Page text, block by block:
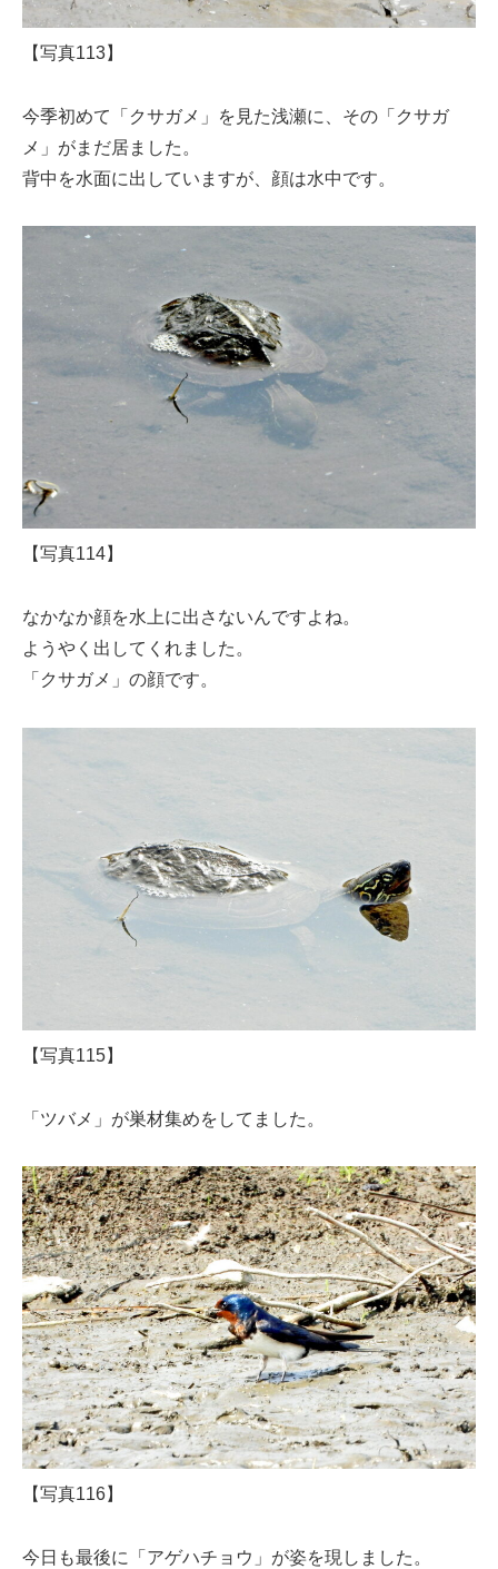
【写真113】
今季初めて「クサガメ」を見た浅瀬に、その「クサガ
メ」がまだ居ました。
背中を水面に出していますが、顔は水中です。
【写真114】
なかなか顔を水上に出さないんですよね。
ようやく出してくれました。
「クサガメ」の顔です。
【写真115】
「ツバメ」が巣材集めをしてました。
【写真116】
今日も最後に「アゲハチョウ」が姿を現しました。